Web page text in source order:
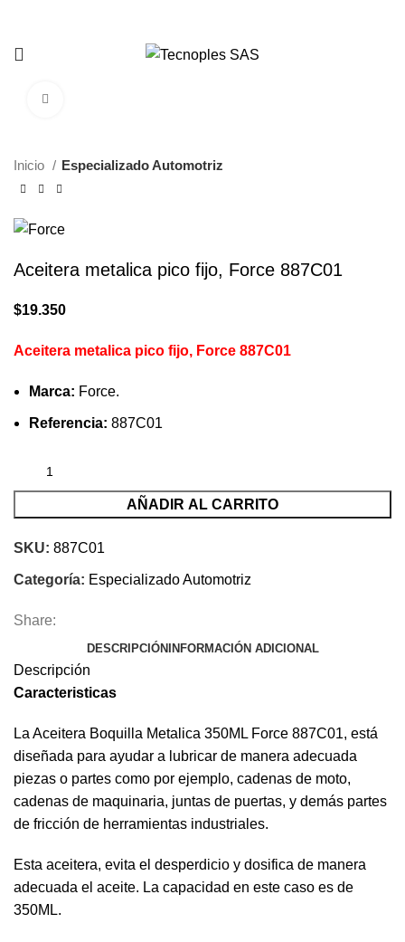
Inicio Especializado Automotriz
Aceitera metalica pico fijo, Force 887C01
$19.350
Aceitera metalica pico fijo, Force 887C01
Marca: Force.
Referencia: 887C01
AÑADIR AL CARRITO
SKU: 887C01
Categoría: Especializado Automotriz
Share:
DESCRIPCIÓN INFORMACIÓN ADICIONAL
Descripción
Caracteristicas
La Aceitera Boquilla Metalica 350ML Force 887C01, está
diseñada para ayudar a lubricar de manera adecuada
piezas o partes como por ejemplo, cadenas de moto,
cadenas de maquinaria, juntas de puertas, y demás partes
de fricción de herramientas industriales.
Esta aceitera, evita el desperdicio y dosifica de manera
adecuada el aceite. La capacidad en este caso es de
350ML.